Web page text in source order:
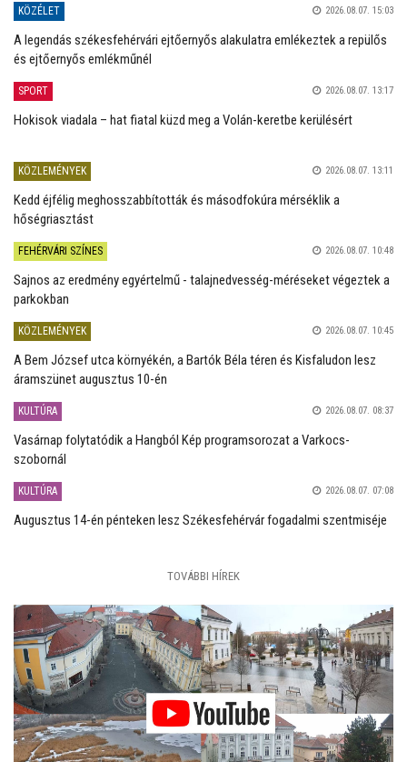
KÖZÉLET 2026.08.07. 15:03
A legendás székesfehérvári ejtőernyős alakulatra emlékeztek a repülős
és ejtőernyős emlékműnél
SPORT 2026.08.07. 13:17
Hokisok viadala – hat fiatal küzd meg a Volán-keretbe kerülésért
KÖZLEMÉNYEK 2026.08.07. 13:11
Kedd éjfélig meghosszabbították és másodfokúra mérséklik a
hőségriasztást
FEHÉRVÁRI SZÍNES 2026.08.07. 10:48
Sajnos az eredmény egyértelmű - talajnedvesség-méréseket végeztek a
parkokban
KÖZLEMÉNYEK 2026.08.07. 10:45
A Bem József utca környékén, a Bartók Béla téren és Kisfaludon lesz
áramszünet augusztus 10-én
KULTÚRA 2026.08.07. 08:37
Vasárnap folytatódik a Hangból Kép programsorozat a Varkocs-
szobornál
KULTÚRA 2026.08.07. 07:08
Augusztus 14-én pénteken lesz Székesfehérvár fogadalmi szentmiséje
TOVÁBBI HÍREK